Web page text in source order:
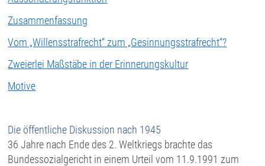
Zusammenfassung
Vom „Willensstrafrecht“ zum „Gesinnungsstrafrecht“?
Zweierlei Maßstäbe in der Erinnerungskultur
Motive
Die öffentliche Diskussion nach 1945
36 Jahre nach Ende des 2. Weltkriegs brachte das
Bundessozialgericht in einem Urteil vom 11.9.1991 zum